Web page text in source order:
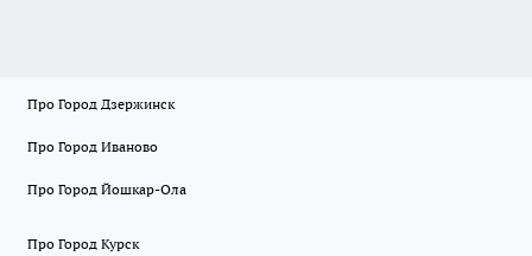
Про Город Дзержинск
Про Город Иваново
Про Город Йошкар-Ола
Про Город Курск